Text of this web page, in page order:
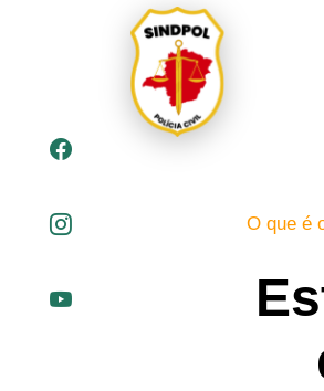
O que é